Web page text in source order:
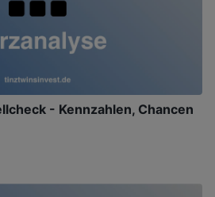
- Kennzahlen, Chancen